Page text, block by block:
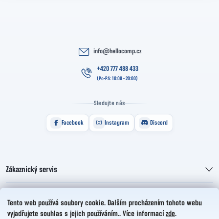
Tento web používá soubory cookie. Dalším procházením tohoto webu
vyjadřujete souhlas s jejich používáním.. Více informací zde.
info@hellocomp.cz
+420 777 488 433
Sledujte nás
Facebook Instagram Discord
Zákaznický servis